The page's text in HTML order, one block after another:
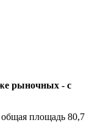
рыночных - с
площадь 80,7